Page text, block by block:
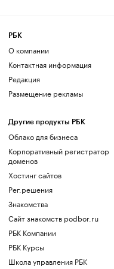
РБК
О компании
Контактная информация
Редакция
Размещение рекламы
Другие продукты РБК
Облако для бизнеса
Корпоративный регистратор
доменов
Хостинг сайтов
Рег.решения
Знакомства
Сайт знакомств podbor.ru
РБК Компании
РБК Курсы
Школа управления РБК